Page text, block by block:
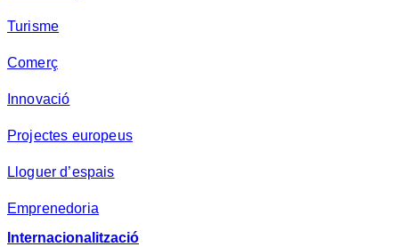
Turisme
Comerç
Innovació
Projectes europeus
Lloguer d’espais
Emprenedoria
Internacionalització